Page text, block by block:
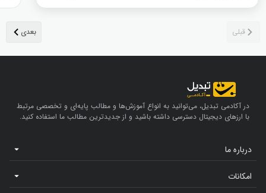
در آکادمی تبدیل، می‌توانید به انواع آموزش‌ها و مطالب پایه‌ای و تخصصی مرتبط
با ارزهای دیجیتال دسترسی داشته باشید و از جدیدترین مطالب ما استفاده کنید.
درباره ما
امکانات